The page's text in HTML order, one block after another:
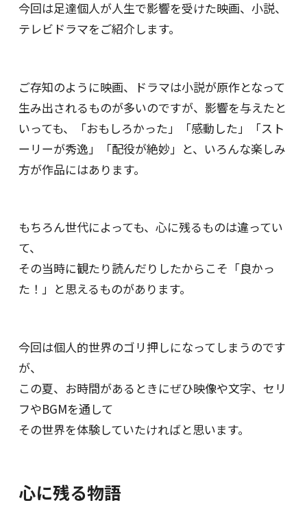
今回は足達個人が人生で影響を受けた映画、小説、
テレビドラマをご紹介します。
ご存知のように映画、ドラマは小説が原作となって
生み出されるものが多いのですが、影響を与えたと
いっても、「おもしろかった」「感動した」「スト
ーリーが秀逸」「配役が絶妙」と、いろんな楽しみ
方が作品にはあります。
もちろん世代によっても、心に残るものは違ってい
て、
その当時に観たり読んだりしたからこそ「良かっ
た！」と思えるものがあります。
今回は個人的世界のゴリ押しになってしまうのです
が、
この夏、お時間があるときにぜひ映像や文字、セリ
フやBGMを通して
その世界を体験していたければと思います。
心に残る物語